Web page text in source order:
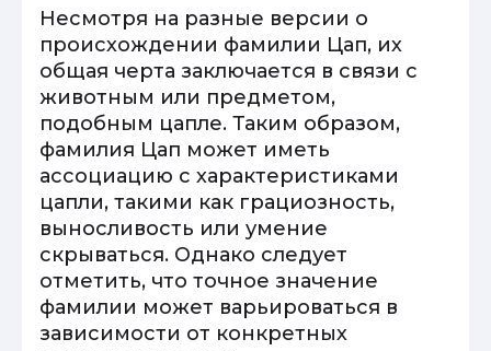
Несмотря на разные версии о
происхождении фамилии Цап, их
общая черта заключается в связи с
животным или предметом,
подобным цапле. Таким образом,
фамилия Цап может иметь
ассоциацию с характеристиками
цапли, такими как грациозность,
выносливость или умение
скрываться. Однако следует
отметить, что точное значение
фамилии может варьироваться в
зависимости от конкретных